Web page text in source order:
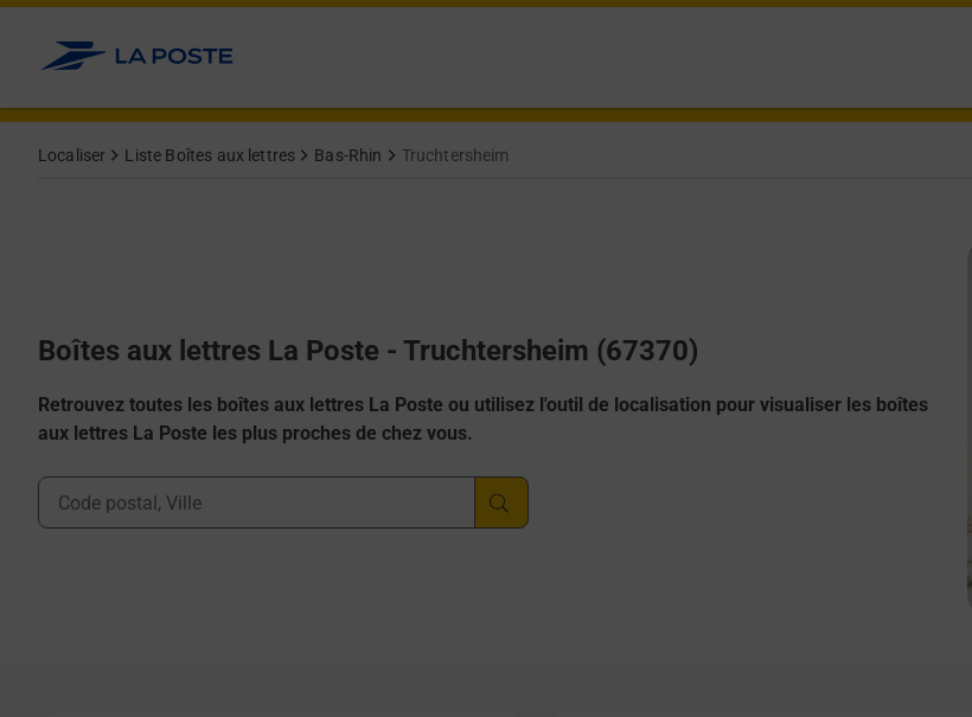
Allez au contenu
Localiser Liste Boîtes aux lettres Bas-Rhin Truchtersheim
Boîtes aux lettres La Poste - Truchtersheim (67370)
Retrouvez toutes les boîtes aux lettres La Poste ou utilisez l'outil de localisation pour visualiser les boîtes
aux lettres La Poste les plus proches de chez vous.
Ville, Département, Code Postal